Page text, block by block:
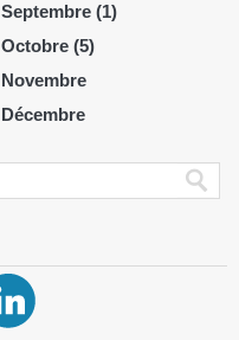
Septembre (1)
Octobre (5)
Novembre
Décembre